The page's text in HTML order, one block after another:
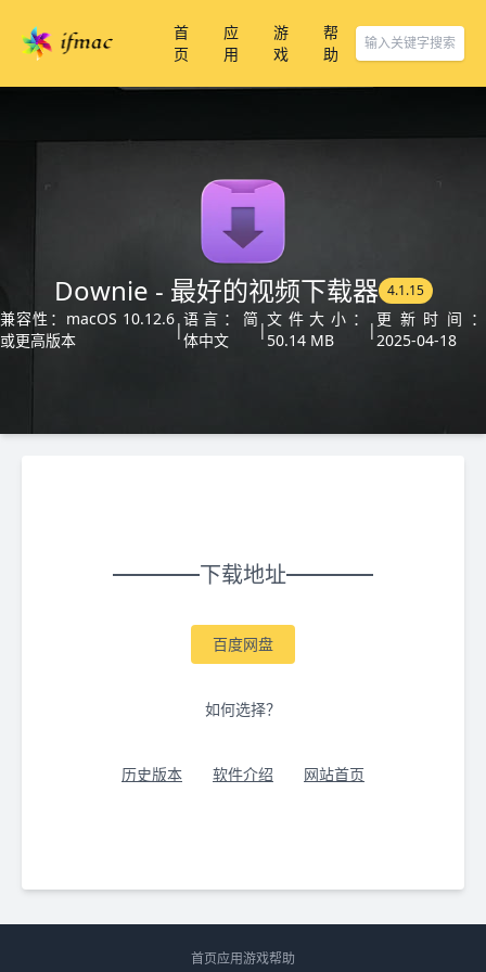
首
页
应
用
游
戏
帮
助
Downie - 最好的视频下载器 4.1.15
兼容性：macOS 10.12.6
或更高版本
|
语言：简
体中文
|
文件大小：
50.14 MB
|
更新时间：
2025-04-18
下载地址
百度网盘
如何选择？
历史版本 软件介绍 网站首页
首页应用游戏帮助